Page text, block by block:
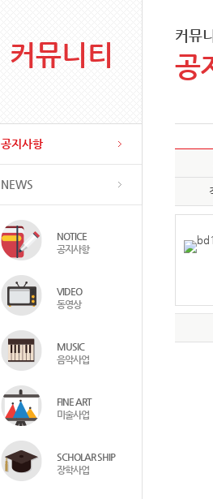
커뮤니티
공지사항
NEWS
NOTICE
공지사항
VIDEO
동영상
MUSIC
음악사업
FINE ART
미술사업
SCHOLAR SHIP
장학사업
커뮤
공